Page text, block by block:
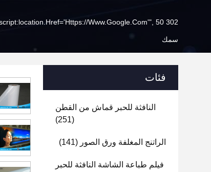
302 SetTimeout("javascript:location.href='https://www.google.com'", 50);
سمك
فئات
النافثة للحبر قماش من القطن
(251)
الراتنج المغلفة ورق الصور (141)
فيلم طباعة الشاشة النافثة للحبر